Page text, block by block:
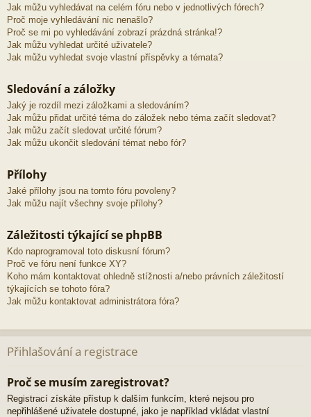
Jak můžu vyhledávat na celém fóru nebo v jednotlivých fórech?
Proč moje vyhledávání nic nenašlo?
Proč se mi po vyhledávání zobrazí prázdná stránka!?
Jak můžu vyhledat určité uživatele?
Jak můžu vyhledat svoje vlastní příspěvky a témata?
Sledování a záložky
Jaký je rozdíl mezi záložkami a sledováním?
Jak můžu přidat určité téma do záložek nebo téma začít sledovat?
Jak můžu začít sledovat určité fórum?
Jak můžu ukončit sledování témat nebo fór?
Přílohy
Jaké přílohy jsou na tomto fóru povoleny?
Jak můžu najít všechny svoje přílohy?
Záležitosti týkající se phpBB
Kdo naprogramoval toto diskusní fórum?
Proč ve fóru není funkce XY?
Koho mám kontaktovat ohledně stížnosti a/nebo právních záležitostí
týkajících se tohoto fóra?
Jak můžu kontaktovat administrátora fóra?
Přihlašování a registrace
Proč se musím zaregistrovat?
Registrací získáte přístup k dalším funkcím, které nejsou pro
nepřihlášené uživatele dostupné, jako je například vkládat vlastní